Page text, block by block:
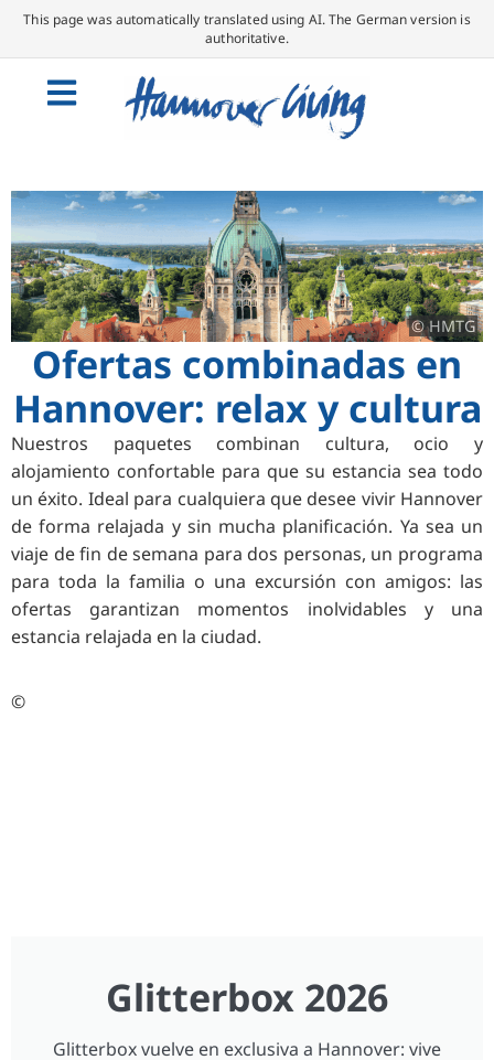
This page was automatically translated using AI. The German version is
authoritative.
© HMTG
Ofertas combinadas en
Hannover: relax y cultura
Nuestros paquetes combinan cultura, ocio y
alojamiento confortable para que su estancia sea todo
un éxito. Ideal para cualquiera que desee vivir Hannover
de forma relajada y sin mucha planificación. Ya sea un
viaje de fin de semana para dos personas, un programa
para toda la familia o una excursión con amigos: las
ofertas garantizan momentos inolvidables y una
estancia relajada en la ciudad.
©
Glitterbox 2026
Glitterbox vuelve en exclusiva a Hannover: vive